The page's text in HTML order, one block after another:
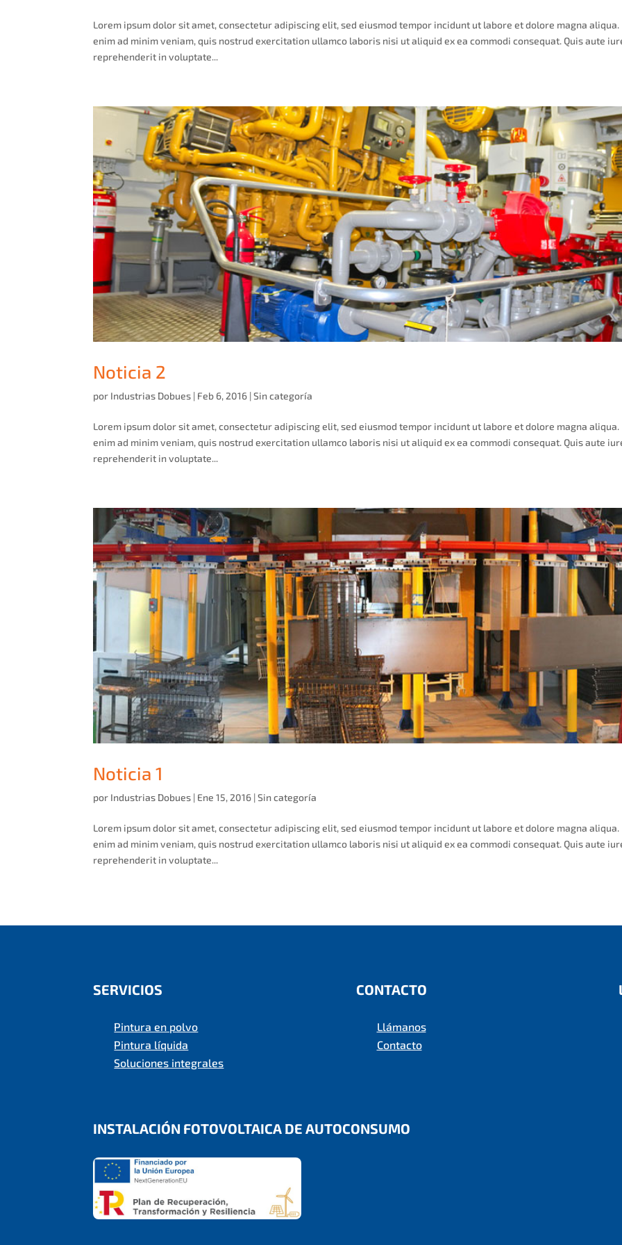
Lorem ipsum dolor sit amet, consectetur adipiscing elit, sed eiusmod tempor incidunt ut labore et dolore magna aliqua.
enim ad minim veniam, quis nostrud exercitation ullamco laboris nisi ut aliquid ex ea commodi consequat. Quis aute
reprehenderit in voluptate...
Noticia 2
por Industrias Dobues | Feb 6, 2016 |Sin categoría
Lorem ipsum dolor sit amet, consectetur adipiscing elit, sed eiusmod tempor incidunt ut labore et dolore magna aliqua.
enim ad minim veniam, quis nostrud exercitation ullamco laboris nisi ut aliquid ex ea commodi consequat. Quis aute
reprehenderit in voluptate...
Noticia 1
por Industrias Dobues | Ene 15, 2016 |Sin categoría
Lorem ipsum dolor sit amet, consectetur adipiscing elit, sed eiusmod tempor incidunt ut labore et dolore magna aliqua.
enim ad minim veniam, quis nostrud exercitation ullamco laboris nisi ut aliquid ex ea commodi consequat. Quis aute
reprehenderit in voluptate...
SERVICIOS
Pintura en polvo
Pintura líquida
Soluciones integrales
CONTACTO
Llámanos
Contacto
INSTALACIÓN FOTOVOLTAICA DE AUTOCONSUMO